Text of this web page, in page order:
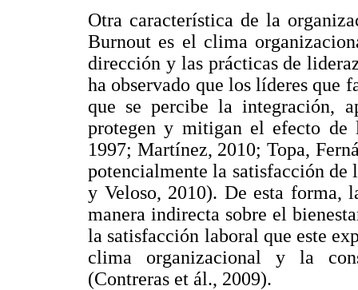
Otra característica de la
Burnout es el clima
dirección y las prácticas de
ha observado que los líderes que
que se percibe la integración,
protegen y mitigan el efecto de
1997; Martínez, 2010; Topa,
potencialmente la satisfacción de
y Veloso, 2010). De esta forma,
manera indirecta sobre el
la satisfacción laboral que este
clima organizacional y la
(Contreras et ál., 2009).